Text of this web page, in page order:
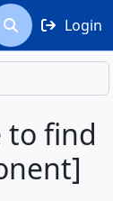
  Login
to find